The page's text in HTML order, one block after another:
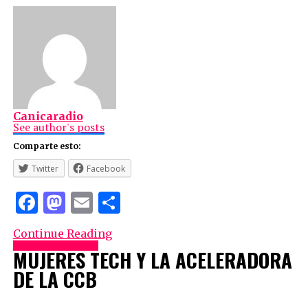
Canicaradio
See author's posts
Comparte esto:
Twitter Facebook
Facebook
Mastodon
EmailCompartir
Continue Reading
MUJERES TECH Y LA ACELERADORA
DE LA CCB